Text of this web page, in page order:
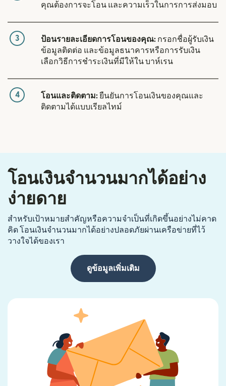
คุณต้องการจะโอน และความเร็วในการการส่งมอบ
3 ป้อนรายละเอียดการโอนของคุณ: กรอกชื่อผู้รับเงิน
ข้อมูลติดต่อ และข้อมูลธนาคารหรือการรับเงิน
เลือกวิธีการชำระเงินที่มีให้ใน บาห์เรน
4 โอนและติดตาม:ยืนยันการโอนเงินของคุณและ
ติดตามได้แบบเรียลไทม์
โอนเงินจำนวนมากได้อย่าง
ง่ายดาย
สำหรับเป้าหมายสำคัญหรือความจำเป็นที่เกิดขึ้นอย่างไม่คาด
คิด โอนเงินจำนวนมากได้อย่างปลอดภัยผ่านเครือข่ายที่ไว้
วางใจได้ของเรา
ดูข้อมูลเพิ่มเติม